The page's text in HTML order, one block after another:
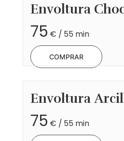
Envoltura
75 € / 55 min
COMPRAR
Envoltura
75 € / 55 min